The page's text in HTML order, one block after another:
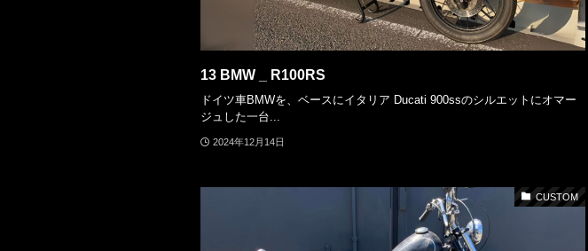
13 BMW _ R100RS
ドイツ車BMWを、ベースにイタリア Ducati 900ssのシルエットにオマー
ジュした一台...
2024年12月14日
CUSTOM